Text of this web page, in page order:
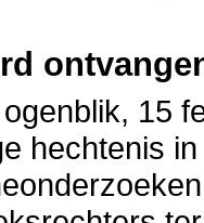
15
hechtenis